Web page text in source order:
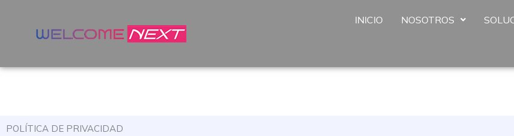
INICIO NOSOTROS
POLÍTICA DE PRIVACIDAD